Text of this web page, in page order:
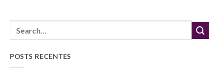
POSTS RECENTES